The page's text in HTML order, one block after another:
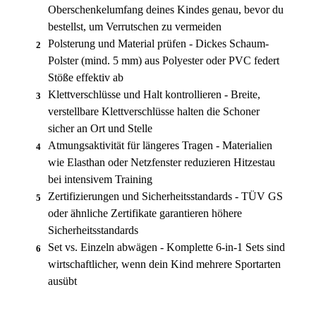
Oberschenkelumfang deines Kindes genau, bevor du
bestellst, um Verrutschen zu vermeiden
2
Polsterung und Material prüfen - Dickes Schaum-
Polster (mind. 5 mm) aus Polyester oder PVC federt
Stöße effektiv ab
3
Klettverschlüsse und Halt kontrollieren - Breite,
verstellbare Klettverschlüsse halten die Schoner
sicher an Ort und Stelle
4
Atmungsaktivität für längeres Tragen - Materialien
wie Elasthan oder Netzfenster reduzieren Hitzestau
bei intensivem Training
5
Zertifizierungen und Sicherheitsstandards - TÜV GS
oder ähnliche Zertifikate garantieren höhere
Sicherheitsstandards
6
Set vs. Einzeln abwägen - Komplette 6-in-1 Sets sind
wirtschaftlicher, wenn dein Kind mehrere Sportarten
ausübt